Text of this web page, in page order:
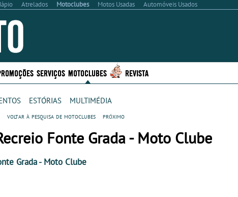
Atrelados Motoclubes Motos Usadas Automóveis Usados
SERVIÇOS MOTOCLUBES REVISTA
estórias multimédia
voltar à pesquisa de motoclubes próximo
Fonte Grada - Moto Clube
Grada- Moto Clube